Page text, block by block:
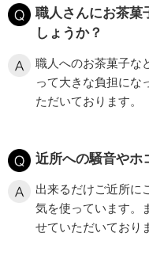
職人さんにお茶菓
しょうか？
職人へのお茶菓子な
って大きな負担にな
ただいております。
近所への騒音やホ
出来るだけご近所に
気を使っています。
せていただいており